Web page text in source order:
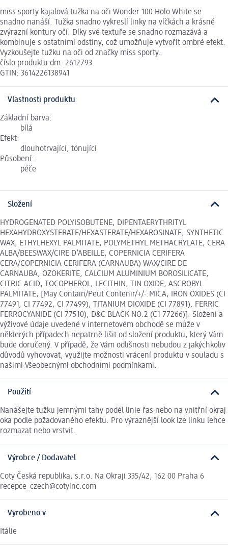
miss sporty kajalová tužka na oči Wonder 100 Holo White se
snadno nanáší. Tužka snadno vykreslí linky na víčkách a krásně
zvýrazní kontury očí. Díky své textuře se snadno rozmazává a
kombinuje s ostatními odstíny, což umožňuje vytvořit ombré efekt.
Vyzkoušejte tužku na oči od značky miss sporty.
číslo produktu dm: 2612793
GTIN: 3614226138941
Vlastnosti produktu
Základní barva:
bílá
Efekt:
dlouhotrvající, tónující
Působení:
péče
Složení
HYDROGENATED POLYISOBUTENE, DIPENTAERYTHRITYL
HEXAHYDROXYSTERATE/HEXASTERATE/HEXAROSINATE, SYNTHETIC
WAX, ETHYLHEXYL PALMITATE, POLYMETHYL METHACRYLATE, CERA
ALBA/BEESWAX/CIRE D’ABEILLE, COPERNICIA CERIFERA
CERA/COPERNICIA CERIFERA (CARNAUBA) WAX/CIRE DE
CARNAUBA, OZOKERITE, CALCIUM ALUMINIUM BOROSILICATE,
CITRIC ACID, TOCOPHEROL, LECITHIN, TIN OXIDE, ASCROBYL
PALMITATE, [May Contain/Peut Contenir/+/-:MICA, IRON OXIDES (CI
77491, CI 77492, CI 77499), TITANIUM DIOXIDE (CI 77891). FERRIC
FERROCYANIDE (CI 77510), D&C BLACK NO.2 (C1 77266)]. Složení a
výživové údaje uvedené v internetovém obchodě se může v
některých případech nepatrně lišit od složení produktu, který Vám
bude doručený. V případě, že Vám odlišnosti nebudou z jakýchkoliv
důvodů vyhovovat, využijte možnosti vrácení produktu v souladu s
našimi Všeobecnými obchodními podmínkami.
Použití
Nanášejte tužku jemnými tahy podél linie řas nebo na vnitřní okraj
oka podle požadovaného efektu. Pro výraznější look lze linku lehce
rozmazat nebo vrstvit.
Výrobce / Dodavatel
Coty Česká republika, s.r.o. Na Okraji 335/42, 162 00 Praha 6
recepce_czech@cotyinc.com
Vyrobeno v
Itálie